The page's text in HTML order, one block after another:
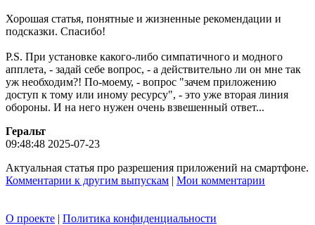
Хорошая статья, понятные и жизненные рекомендации и
подсказки. Спасибо!
P.S. При установке какого-либо симпатичного и модного
апплета, - задай себе вопрос, - а действительно ли он мне так
уж необходим?! По-моему, - вопрос "зачем приложению
доступ к тому или иному ресурсу", - это уже вторая линия
обороны. И на него нужен очень взвешенный ответ...
Геральт
09:48:48 2025-07-23
Актуальная статья про разрешения приложений на смартфоне.
Комментарии к другим выпускам | Мои комментарии
О проекте | Политика конфиденциальности